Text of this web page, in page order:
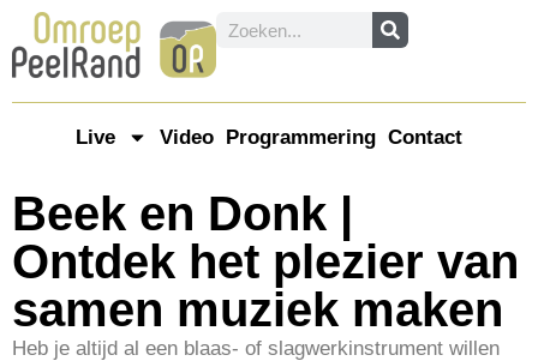
Live Video Programmering Contact
Beek en Donk |
Ontdek het plezier van
samen muziek maken
Heb je altijd al een blaas- of slagwerkinstrument willen